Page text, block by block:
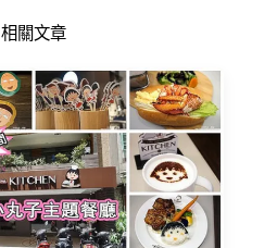
相關文章